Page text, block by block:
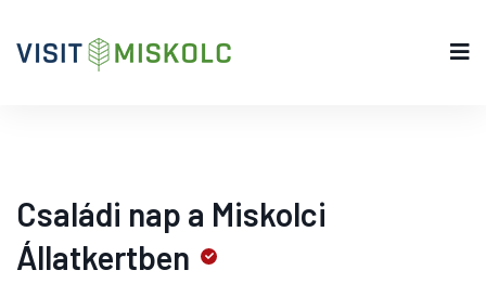
Családi nap a Miskolci
Állatkertben